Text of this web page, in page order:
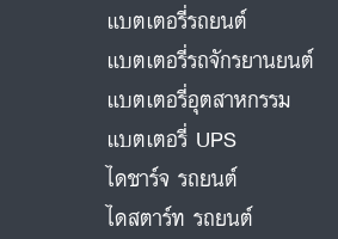
แบตเตอรี่รถยนต์
แบตเตอรี่รถจักรยานยนต์
แบตเตอรี่อุตสาหกรรม
แบตเตอรี่ UPS
ไดชาร์จ รถยนต์
ไดสตาร์ท รถยนต์